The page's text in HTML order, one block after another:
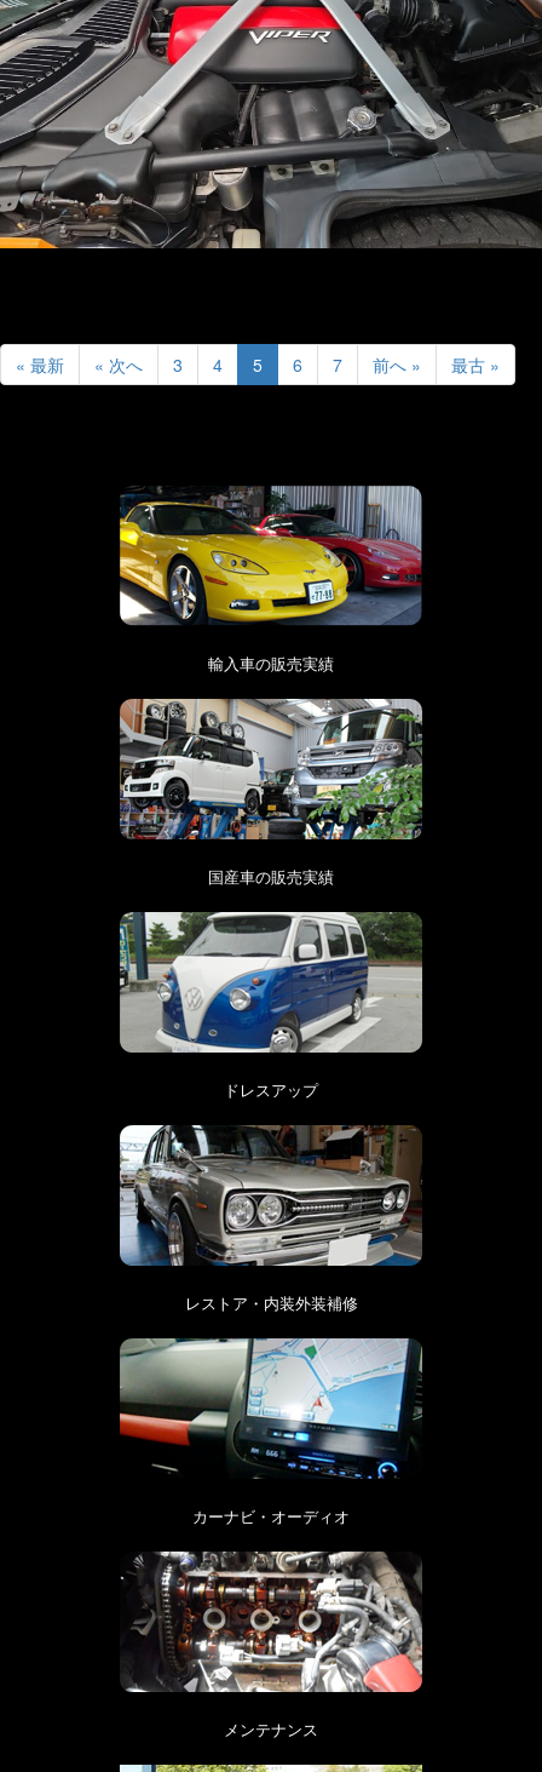
« 最新 « 次へ 3 4 5 6 7 前へ » 最古 »
輸入車の販売実績
国産車の販売実績
ドレスアップ
レストア・内装外装補修
カーナビ・オーディオ
メンテナンス